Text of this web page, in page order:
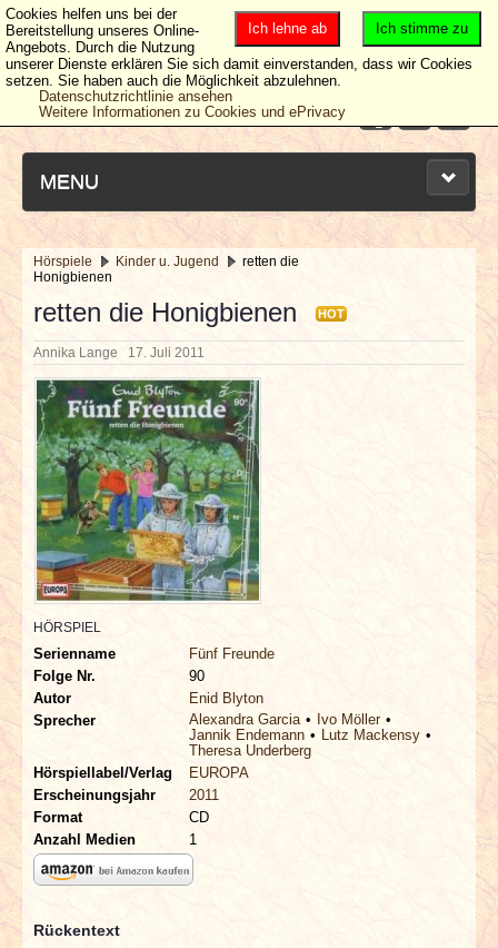
MENU
NEUESTE ARTIKEL
NEWS & DATES
BERICHTE
VERLOSUNGEN
INTERVIEWS
SPECIALS
REDAKTION
LINKS
Hörspiele Kinder u. Jugend
retten die
Honigbienen
retten die Honigbienen HOT
Annika Lange 17. Juli 2011
HÖRSPIEL
Serienname
Fünf Freunde
Folge Nr.
90
Autor
Enid Blyton
Sprecher
Alexandra Garcia
Ivo Möller
Jannik Endemann
Lutz Mackensy
Theresa Underberg
Hörspiellabel/Verlag
EUROPA
Erscheinungsjahr
2011
Format
CD
Anzahl Medien
1
Rückentext
Ich stimme zu
Ich lehne ab
Cookies helfen uns bei der
Bereitstellung unseres Online-
Angebots. Durch die Nutzung
unserer Dienste erklären Sie sich damit einverstanden, dass wir Cookies
setzen. Sie haben auch die Möglichkeit abzulehnen.
Datenschutzrichtlinie ansehen
Weitere Informationen zu Cookies und ePrivacy